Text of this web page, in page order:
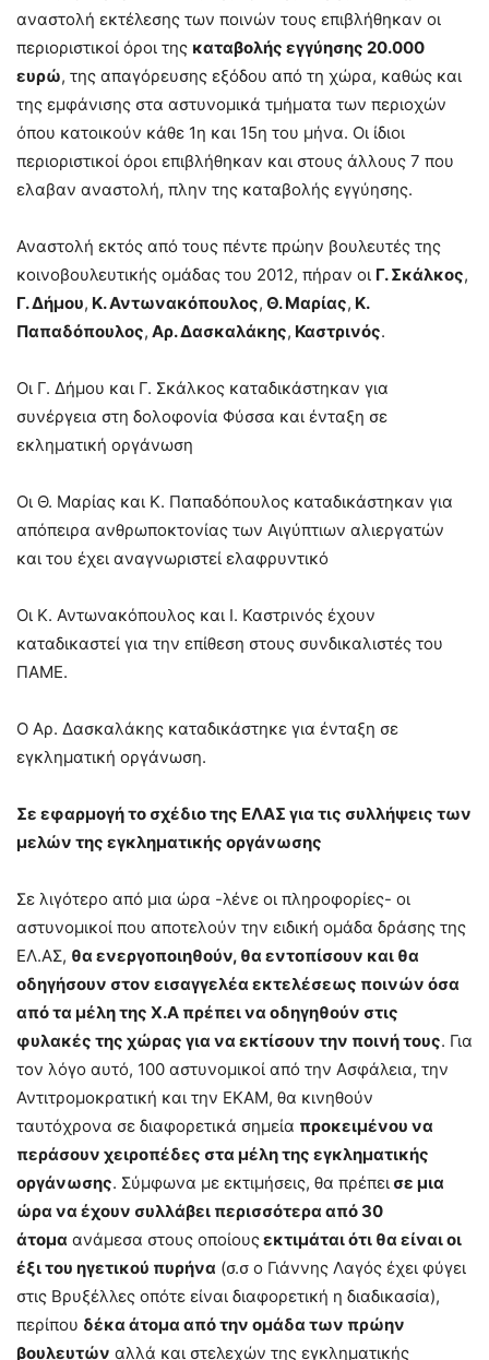
αναστολή εκτέλεσης των ποινών τους επιβλήθηκαν οι
περιοριστικοί όροι της καταβολής εγγύησης 20.000
ευρώ, της απαγόρευσης εξόδου από τη χώρα, καθώς και
της εμφάνισης στα αστυνομικά τμήματα των περιοχών
όπου κατοικούν κάθε 1η και 15η του μήνα. Οι ίδιοι
περιοριστικοί όροι επιβλήθηκαν και στους άλλους 7 που
ελαβαν αναστολή, πλην της καταβολής εγγύησης.
Αναστολή εκτός από τους πέντε πρώην βουλευτές της
κοινοβουλευτικής ομάδας του 2012, πήραν οι Γ. Σκάλκος,
Γ. Δήμου, Κ. Αντωνακόπουλος, Θ. Μαρίας, Κ.
Παπαδόπουλος, Αρ. Δασκαλάκης, Καστρινός.
Οι Γ. Δήμου και Γ. Σκάλκος καταδικάστηκαν για
συνέργεια στη δολοφονία Φύσσα και ένταξη σε
εκληματική οργάνωση
Οι Θ. Μαρίας και Κ. Παπαδόπουλος καταδικάστηκαν για
απόπειρα ανθρωποκτονίας των Αιγύπτιων αλιεργατών
και του έχει αναγνωριστεί ελαφρυντικό
Οι Κ. Αντωνακόπουλος και Ι. Καστρινός έχουν
καταδικαστεί για την επίθεση στους συνδικαλιστές του
ΠΑΜΕ.
Ο Αρ. Δασκαλάκης καταδικάστηκε για ένταξη σε
εγκληματική οργάνωση.
Σε εφαρμογή το σχέδιο της ΕΛΑΣ για τις συλλήψεις των
μελών της εγκληματικής οργάνωσης
Σε λιγότερο από μια ώρα -λένε οι πληροφορίες- οι
αστυνομικοί που αποτελούν την ειδική ομάδα δράσης της
ΕΛ.ΑΣ, θα ενεργοποιηθούν, θα εντοπίσουν και θα
οδηγήσουν στον εισαγγελέα εκτελέσεως ποινών όσα
από τα μέλη της Χ.Α πρέπει να οδηγηθούν στις
φυλακές της χώρας για να εκτίσουν την ποινή τους. Για
τον λόγο αυτό, 100 αστυνομικοί από την Ασφάλεια, την
Αντιτρομοκρατική και την ΕΚΑΜ, θα κινηθούν
ταυτόχρονα σε διαφορετικά σημεία προκειμένου να
περάσουν χειροπέδες στα μέλη της εγκληματικής
οργάνωσης. Σύμφωνα με εκτιμήσεις, θα πρέπει σε μια
ώρα να έχουν συλλάβει περισσότερα από 30
άτομα ανάμεσα στους οποίουςεκτιμάται ότι θα είναι οι
έξι του ηγετικού πυρήνα (σ.σ ο Γιάννης Λαγός έχει φύγει
στις Βρυξέλλες οπότε είναι διαφορετική η διαδικασία),
περίπου δέκα άτομα από την ομάδα των πρώην
βουλευτών αλλά και στελεχών της εγκληματικής